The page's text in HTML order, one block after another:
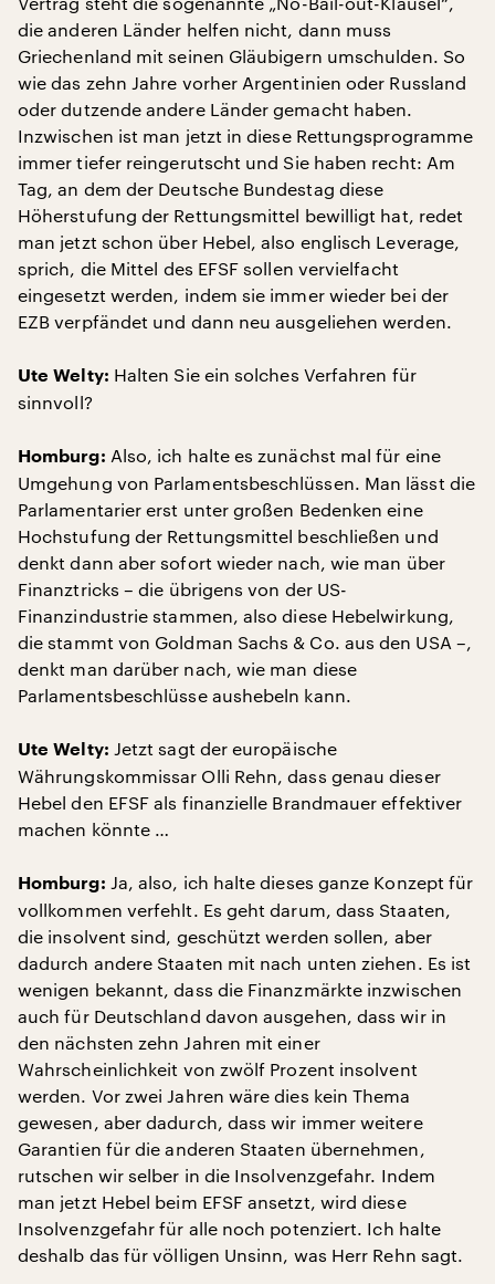
die anderen Länder helfen nicht, dann muss
Griechenland mit seinen Gläubigern umschulden. So
wie das zehn Jahre vorher Argentinien oder Russland
oder dutzende andere Länder gemacht haben.
Inzwischen ist man jetzt in diese Rettungsprogramme
immer tiefer reingerutscht und Sie haben recht: Am
Tag, an dem der Deutsche Bundestag diese
Höherstufung der Rettungsmittel bewilligt hat, redet
man jetzt schon über Hebel, also englisch Leverage,
sprich, die Mittel des EFSF sollen vervielfacht
eingesetzt werden, indem sie immer wieder bei der
EZB verpfändet und dann neu ausgeliehen werden.
Ute Welty: Halten Sie ein solches Verfahren für
sinnvoll?
Homburg: Also, ich halte es zunächst mal für eine
Umgehung von Parlamentsbeschlüssen. Man lässt die
Parlamentarier erst unter großen Bedenken eine
Hochstufung der Rettungsmittel beschließen und
denkt dann aber sofort wieder nach, wie man über
Finanztricks – die übrigens von der US-
Finanzindustrie stammen, also diese Hebelwirkung,
die stammt von Goldman Sachs & Co. aus den USA –,
denkt man darüber nach, wie man diese
Parlamentsbeschlüsse aushebeln kann.
Ute Welty: Jetzt sagt der europäische
Währungskommissar Olli Rehn, dass genau dieser
Hebel den EFSF als finanzielle Brandmauer effektiver
machen könnte …
Homburg: Ja, also, ich halte dieses ganze Konzept für
vollkommen verfehlt. Es geht darum, dass Staaten,
die insolvent sind, geschützt werden sollen, aber
dadurch andere Staaten mit nach unten ziehen. Es ist
wenigen bekannt, dass die Finanzmärkte inzwischen
auch für Deutschland davon ausgehen, dass wir in
den nächsten zehn Jahren mit einer
Wahrscheinlichkeit von zwölf Prozent insolvent
werden. Vor zwei Jahren wäre dies kein Thema
gewesen, aber dadurch, dass wir immer weitere
Garantien für die anderen Staaten übernehmen,
rutschen wir selber in die Insolvenzgefahr. Indem
man jetzt Hebel beim EFSF ansetzt, wird diese
Insolvenzgefahr für alle noch potenziert. Ich halte
deshalb das für völligen Unsinn, was Herr Rehn sagt.